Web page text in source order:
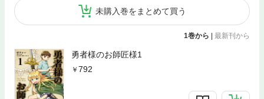
未購入巻をまとめて買う
1巻から | 最新刊から
勇者様のお師匠様1
792